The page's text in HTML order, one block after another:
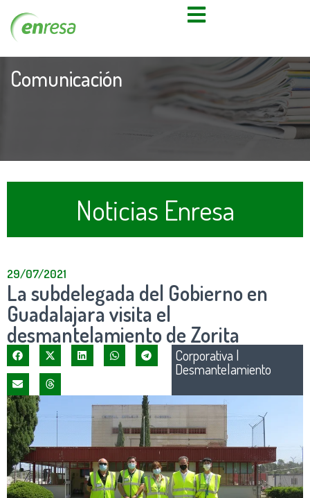
Comunicación
Noticias Enresa
29/07/2021
La subdelegada del Gobierno en
Guadalajara visita el
desmantelamiento de Zorita
Corporativa |
Desmantelamiento